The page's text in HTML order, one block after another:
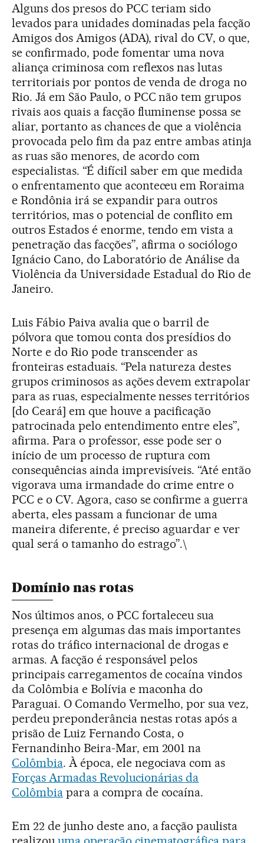
Alguns dos presos do PCC teriam sido
levados para unidades dominadas pela facção
Amigos dos Amigos (ADA), rival do CV, o que,
se confirmado, pode fomentar uma nova
aliança criminosa com reflexos nas lutas
territoriais por pontos de venda de droga no
Rio. Já em São Paulo, o PCC não tem grupos
rivais aos quais a facção fluminense possa se
aliar, portanto as chances de que a violência
provocada pelo fim da paz entre ambas atinja
as ruas são menores, de acordo com
especialistas. “É difícil saber em que medida
o enfrentamento que aconteceu em Roraima
e Rondônia irá se expandir para outros
territórios, mas o potencial de conflito em
outros Estados é enorme, tendo em vista a
penetração das facções”, afirma o sociólogo
Ignácio Cano, do Laboratório de Análise da
Violência da Universidade Estadual do Rio de
Janeiro.
Luis Fábio Paiva avalia que o barril de
pólvora que tomou conta dos presídios do
Norte e do Rio pode transcender as
fronteiras estaduais. “Pela natureza destes
grupos criminosos as ações devem extrapolar
para as ruas, especialmente nesses territórios
[do Ceará] em que houve a pacificação
patrocinada pelo entendimento entre eles”,
afirma. Para o professor, esse pode ser o
início de um processo de ruptura com
consequências ainda imprevisíveis. “Até então
vigorava uma irmandade do crime entre o
PCC e o CV. Agora, caso se confirme a guerra
aberta, eles passam a funcionar de uma
maneira diferente, é preciso aguardar e ver
qual será o tamanho do estrago”.\
Domínio nas rotas
Nos últimos anos, o PCC fortaleceu sua
presença em algumas das mais importantes
rotas do tráfico internacional de drogas e
armas. A facção é responsável pelos
principais carregamentos de cocaína vindos
da Colômbia e Bolívia e maconha do
Paraguai. O Comando Vermelho, por sua vez,
perdeu preponderância nestas rotas após a
prisão de Luiz Fernando Costa, o
Fernandinho Beira-Mar, em 2001 na
Colômbia. À época, ele negociava com as
Forças Armadas Revolucionárias da
Colômbiapara a compra de cocaína.
Em 22 de junho deste ano, a facção paulista